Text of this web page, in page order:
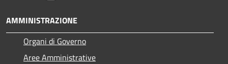
AMMINISTRAZIONE
Organi di Governo
Aree Amministrative